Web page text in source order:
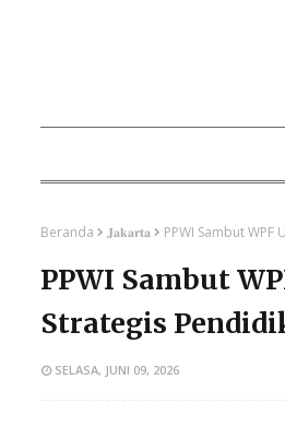
Beranda 𝐉𝐚𝐤𝐚𝐫𝐭𝐚 PPWI Sambut
PPWI Sambut
Strategis
SELASA, JUNI 09, 2026